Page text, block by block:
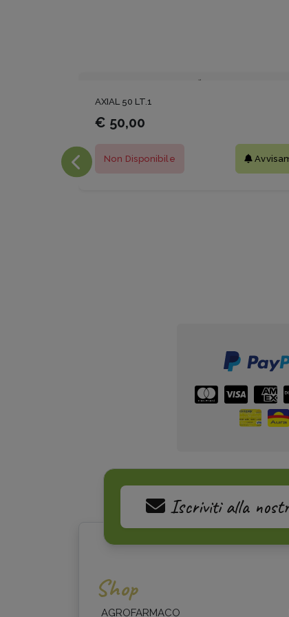
AXIAL 50 LT.1
€ 50,00
Non Disponibile
Iscriviti alla
Shop
AGROFARMACO